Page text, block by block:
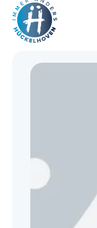
Zum Hauptinhalt springen